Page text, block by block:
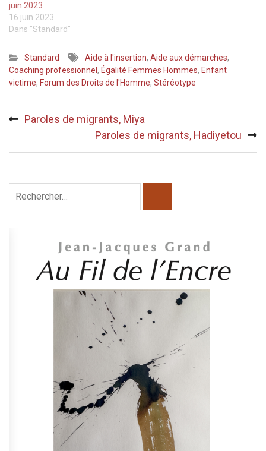
juin 2023
16 juin 2023
Dans "Standard"
Standard Aide à l'insertion, Aide aux démarches,
Coaching professionnel , Égalité Femmes Hommes, Enfant
victime, Forum des Droits de l'Homme, Stéréotype
Paroles de migrants, Miya
Paroles de migrants, Hadiyetou